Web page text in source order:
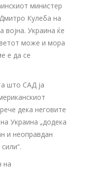
министер
Кулеба на
војна. Украина ќе
може и мора
е да се
што САД ја
дека неговите
Украина „додека
и неоправдан
на